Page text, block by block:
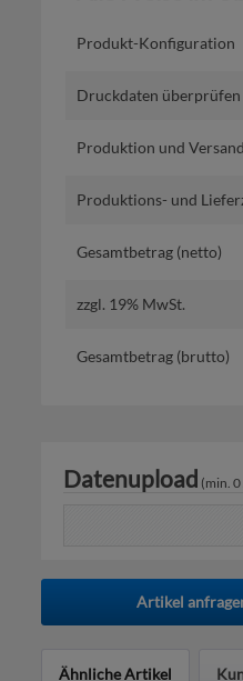
Produkt-Konfiguration
Druckdaten überprüfen
Produktion und Versand
Produktions- und
Gesamtbetrag (netto)
zzgl. 19% MwSt.
Gesamtbetrag (brutto)
Datenupload (min.
Artikel
Ähnliche Artikel